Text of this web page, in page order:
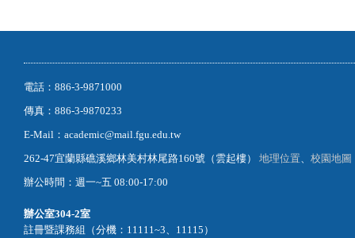
電話：886-3-9871000
傳真：886-3-9870233
E-Mail：academic@mail.fgu.edu.tw
262-47宜蘭縣礁溪鄉林美村林尾路160號（雲起樓） 地理位置
校園地圖
辦公時間：週一~五 08:00-17:00
辦公室304-2室
註冊暨課務組（分機：11111~3、11115）